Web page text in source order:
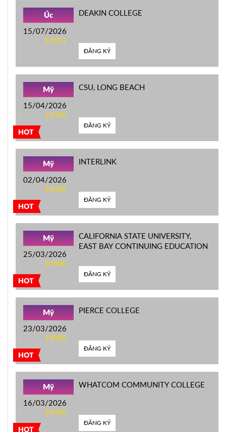
Úc
15/07/2026
14h21
DEAKIN COLLEGE
ĐĂNG KÝ
HOT
Mỹ
15/04/2026
11h00
CSU, LONG BEACH
ĐĂNG KÝ
HOT
Mỹ
02/04/2026
14h00
INTERLINK
ĐĂNG KÝ
HOT
Mỹ
25/03/2026
10h00
CALIFORNIA STATE UNIVERSITY,
EAST BAY CONTINUING EDUCATION
ĐĂNG KÝ
HOT
Mỹ
23/03/2026
14h00
PIERCE COLLEGE
ĐĂNG KÝ
HOT
Mỹ
16/03/2026
16h00
WHATCOM COMMUNITY COLLEGE
ĐĂNG KÝ